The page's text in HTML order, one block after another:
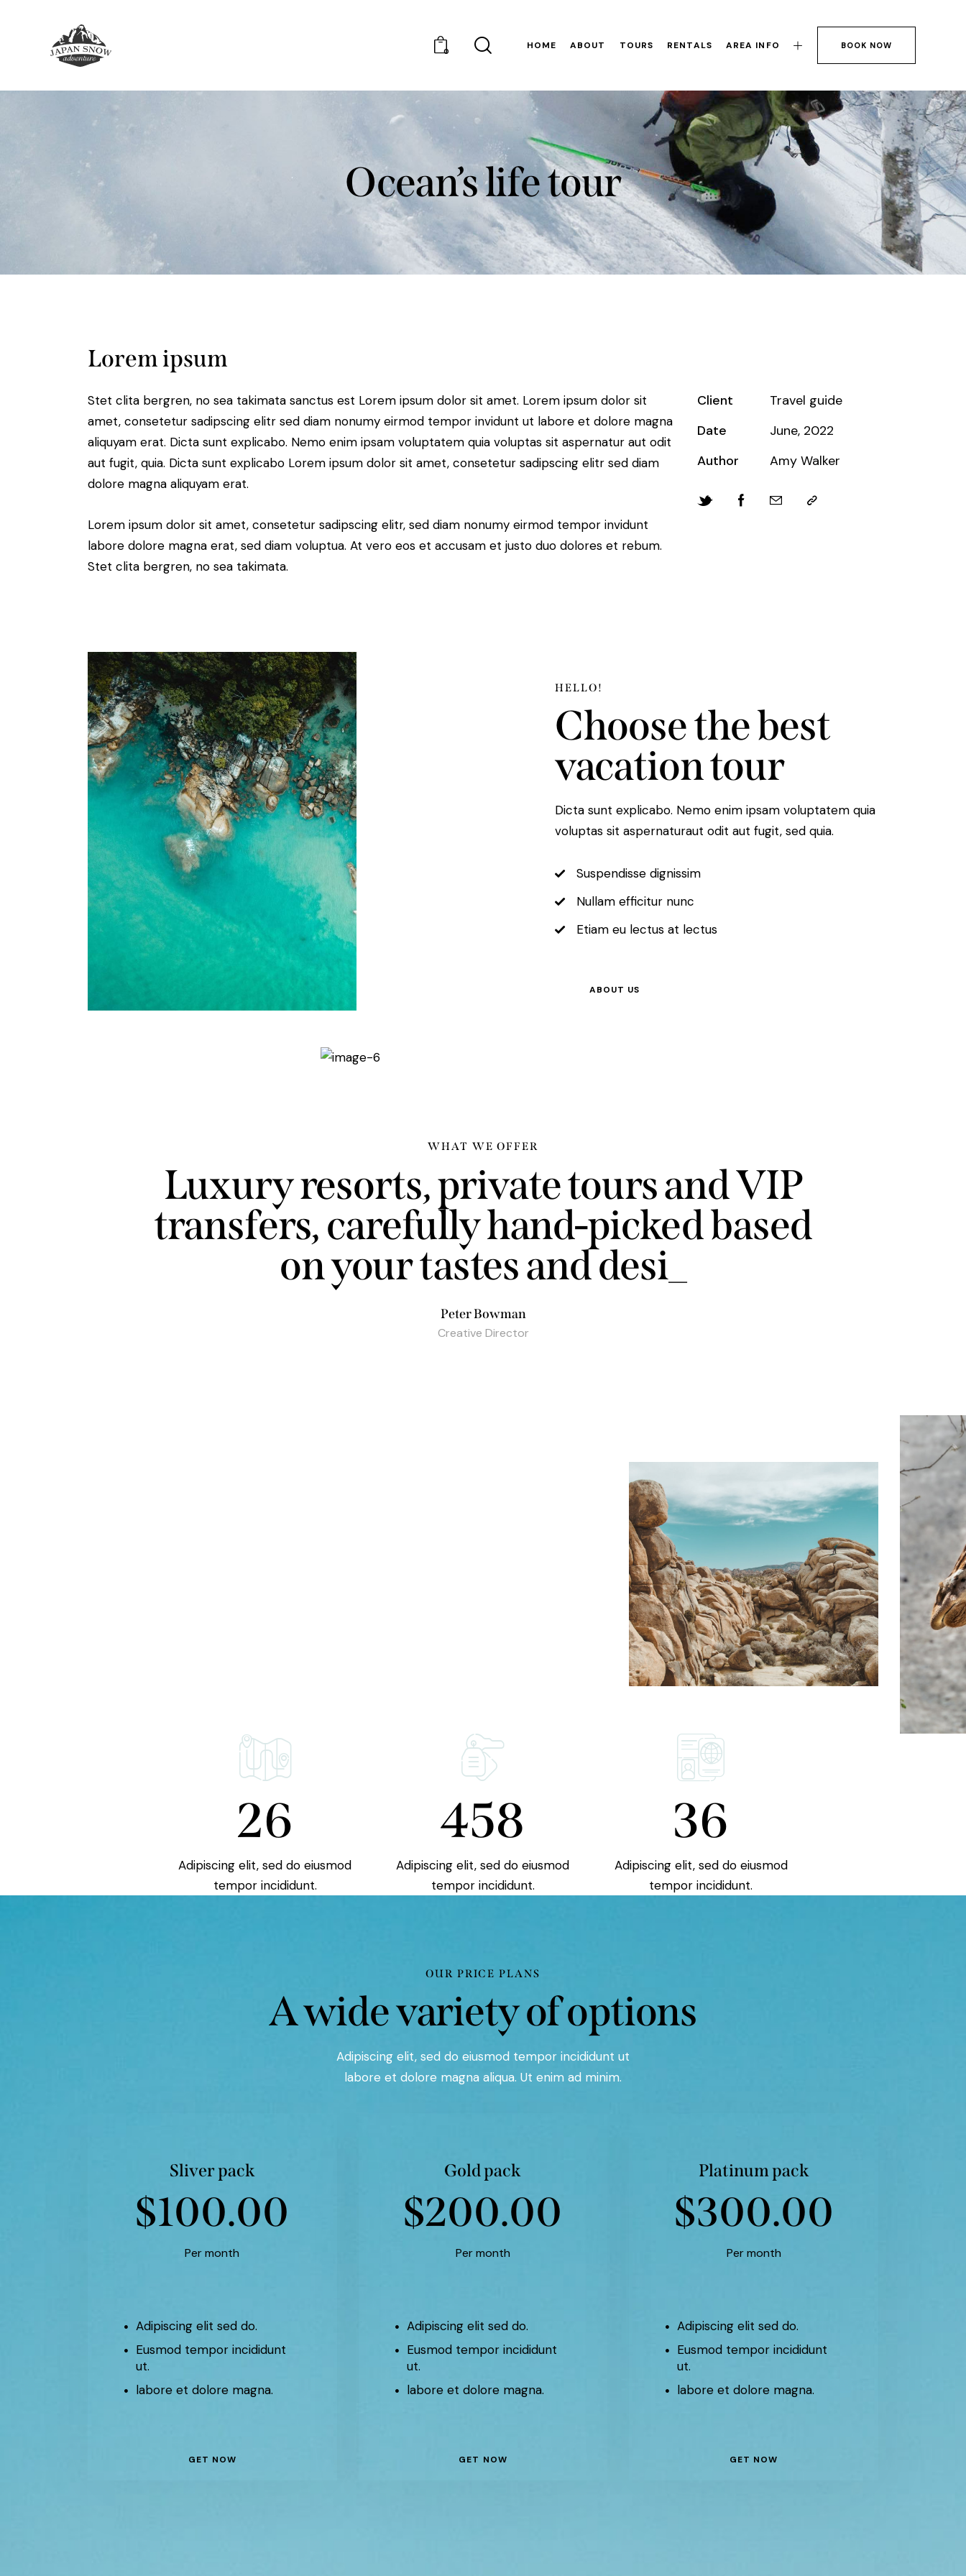
0
HOME ABOUT TOURS RENTALS AREA INFO BOOK NOW
Ocean’s life tour
Lorem ipsum
Stet clita bergren, no sea takimata sanctus est Lorem ipsum dolor sit amet. Lorem ipsum dolor sit
amet, consetetur sadipscing elitr sed diam nonumy eirmod tempor invidunt ut labore et dolore magna
aliquyam erat. Dicta sunt explicabo. Nemo enim ipsam voluptatem quia voluptas sit aspernatur aut odit
aut fugit, quia. Dicta sunt explicabo Lorem ipsum dolor sit amet, consetetur sadipscing elitr sed diam
dolore magna aliquyam erat.
Lorem ipsum dolor sit amet, consetetur sadipscing elitr, sed diam nonumy eirmod tempor invidunt
labore dolore magna erat, sed diam voluptua. At vero eos et accusam et justo duo dolores et rebum.
Stet clita bergren, no sea takimata.
Client
Travel guide
Date
June, 2022
Author
Amy Walker
HELLO!
Choose the best
vacation tour
Dicta sunt explicabo. Nemo enim ipsam voluptatem quia
voluptas sit aspernaturaut odit aut fugit, sed quia.
Suspendisse dignissim
Nullam efficitur nunc
Etiam eu lectus at lectus
ABOUT US
WHAT WE OFFER
Luxury resorts, private tours and VIP
transfers, carefully hand-picked based
on your tastes and_
Peter Bowman
Creative Director
26
Adipiscing elit, sed do eiusmod
tempor incididunt.
458
Adipiscing elit, sed do eiusmod
tempor incididunt.
36
Adipiscing elit, sed do eiusmod
tempor incididunt.
OUR PRICE PLANS
A wide variety of options
Adipiscing elit, sed do eiusmod tempor incididunt ut
labore et dolore magna aliqua. Ut enim ad minim.
Sliver pack
$100.00
Per month
Adipiscing elit sed do.
Eusmod tempor incididunt
ut.
labore et dolore magna.
GET NOW
Gold pack
$200.00
Per month
Adipiscing elit sed do.
Eusmod tempor incididunt
ut.
labore et dolore magna.
GET NOW
Platinum pack
$300.00
Per month
Adipiscing elit sed do.
Eusmod tempor incididunt
ut.
labore et dolore magna.
GET NOW